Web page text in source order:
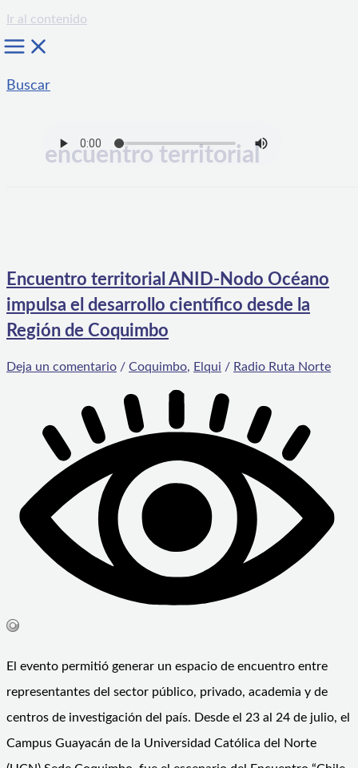
Ir al contenido
Buscar
encuentro territorial
Encuentro territorial ANID-Nodo Océano
impulsa el desarrollo científico desde la
Región de Coquimbo
Deja un comentario / Coquimbo, Elqui / Radio Ruta Norte
El evento permitió generar un espacio de encuentro entre
representantes del sector público, privado, academia y de
centros de investigación del país. Desde el 23 al 24 de julio, el
Campus Guayacán de la Universidad Católica del Norte